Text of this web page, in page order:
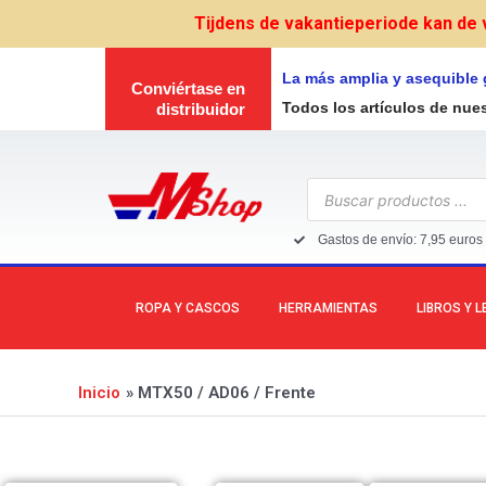
Tijdens de vakantieperiode kan
Conviértase en
distribuidor
La más amplia y asequible
Todos los artículos de
Búsqueda
de
productos
Gastos de envío: 7,95
ROPA Y CASCOS HERRAMIENTAS LIBROS Y
Inicio MTX50 / AD06 / Frente